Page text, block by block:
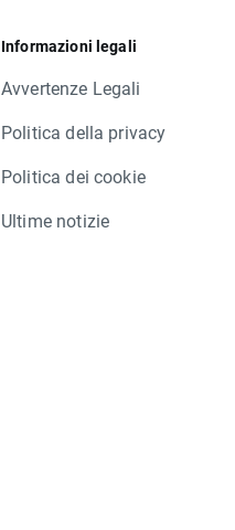
Informazioni legali
Avvertenze Legali
Politica della privacy
Politica dei cookie
Ultime notizie